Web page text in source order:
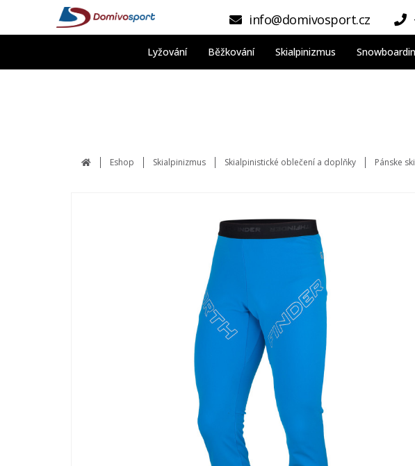
info@domivosport.cz
Lyžování Běžkování Skialpinizmus
Eshop Skialpinizmus Skialpinistické oblečení a doplňky Pánske